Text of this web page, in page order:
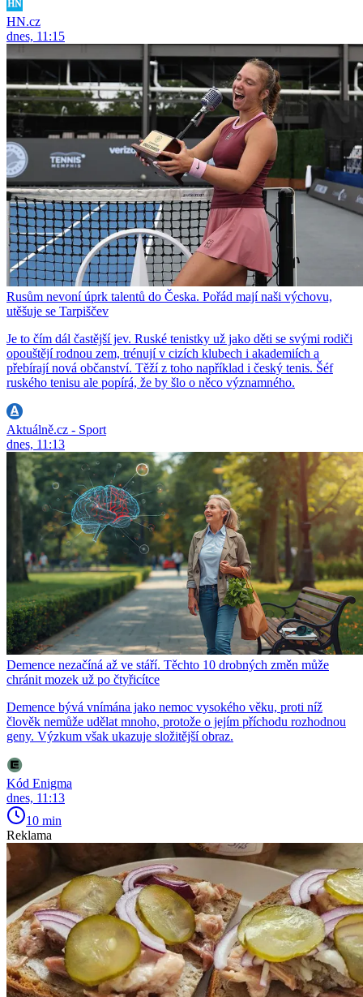
HN.cz
dnes, 11:15
Rusům nevoní úprk talentů do Česka. Pořád mají naši výchovu,
utěšuje se Tarpiščev
Je to čím dál častější jev. Ruské tenistky už jako děti se svými rodiči
opouštějí rodnou zem, trénují v cizích klubech i akademiích a
přebírají nová občanství. Těží z toho například i český tenis. Šéf
ruského tenisu ale popírá, že by šlo o něco významného.
Aktuálně.cz - Sport
dnes, 11:13
Demence nezačíná až ve stáří. Těchto 10 drobných změn může
chránit mozek už po čtyřicítce
Demence bývá vnímána jako nemoc vysokého věku, proti níž
člověk nemůže udělat mnoho, protože o jejím příchodu rozhodnou
geny. Výzkum však ukazuje složitější obraz.
Kód Enigma
dnes, 11:13
10 min
Reklama